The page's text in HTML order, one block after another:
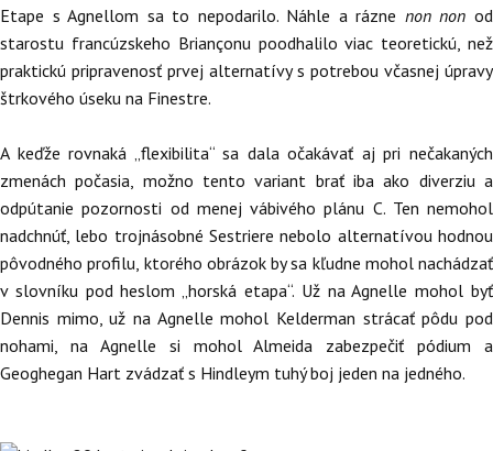
Etape s Agnellom sa to nepodarilo. Náhle a rázne non non od
starostu francúzskeho Briançonu poodhalilo viac teoretickú, než
praktickú pripravenosť prvej alternatívy s potrebou včasnej úpravy
štrkového úseku na Finestre.
A keďže rovnaká „flexibilita“ sa dala očakávať aj pri nečakaných
zmenách počasia, možno tento variant brať iba ako diverziu a
odpútanie pozornosti od menej vábivého plánu C. Ten nemohol
nadchnúť, lebo trojnásobné Sestriere nebolo alternatívou hodnou
pôvodného profilu, ktorého obrázok by sa kľudne mohol nachádzať
v slovníku pod heslom „horská etapa“. Už na Agnelle mohol byť
Dennis mimo, už na Agnelle mohol Kelderman strácať pôdu pod
nohami, na Agnelle si mohol Almeida zabezpečiť pódium a
Geoghegan Hart zvádzať s Hindleym tuhý boj jeden na jedného.